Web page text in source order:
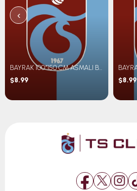
BAYRAK 100*150 CM ASMALI BM PARÇALI
$8.99
$8.99
‹